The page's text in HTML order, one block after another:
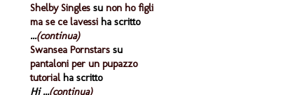
Shelby Singles su non ho figli
ma se ce lavessi ha scritto
...(continua)
Swansea Pornstars su
pantaloni per un pupazzo
tutorialha scritto
Hi ...(continua)